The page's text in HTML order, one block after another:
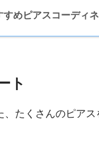
めピアスコーディ
ト
、たくさんのピア